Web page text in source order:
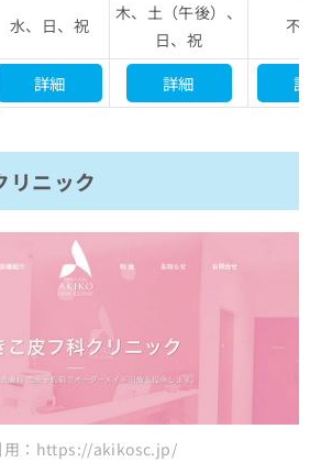
水、日、祝
木、土（午後）、
日、祝
不
詳細 詳細 詳
リニック
：https://akikosc.jp/